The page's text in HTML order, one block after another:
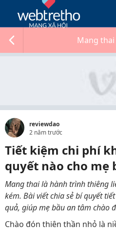
Mang thai
reviewdao
2 năm trước
Tiết kiệm chi phí
quyết nào cho mẹ
Mang thai là hành trình thiêng
kém. Bài viết chia sẻ bí quyết
quả, giúp mẹ bầu an tâm chào
Chào đón thiên thần nhỏ là